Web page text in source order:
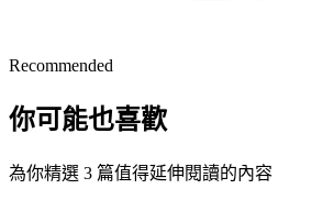
Recommended
你可能也喜歡
為你精選 3 篇值得延伸閱讀的內容